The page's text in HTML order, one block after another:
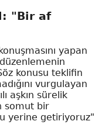
"Bir af
yapan
konusu teklifin
vurgulayan
aşkın sürelik
somut bir
yerine getiriyoruz"